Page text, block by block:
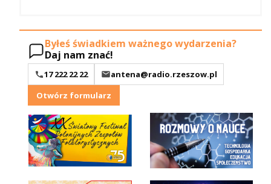
Byłeś świadkiem ważnego wydarzenia?
Daj nam znać!
17 222 22 22
antena@radio.rzeszow.pl
Otwórz formularz